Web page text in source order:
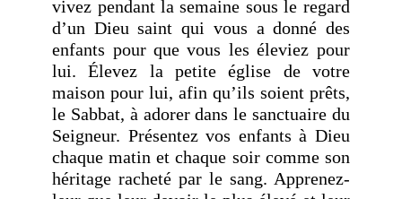
vivez pendant la semaine sous le regard
d’un Dieu saint qui vous a donné des
enfants pour que vous les éleviez pour
lui. Élevez la petite église de votre
maison pour lui, afin qu’ils soient prêts,
le Sabbat, à adorer dans le sanctuaire du
Seigneur. Présentez vos enfants à Dieu
chaque matin et chaque soir comme son
héritage racheté par le sang. Apprenez-